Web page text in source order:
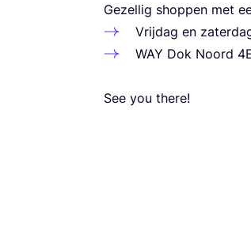
Gezel­lig shop­pen met
Vrij­dag en
WAY Dok Noord 4
See you there!